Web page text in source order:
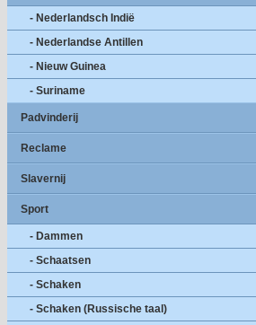
- Nederlandsch Indië
- Nederlandse Antillen
- Nieuw Guinea
- Suriname
Padvinderij
Reclame
Slavernij
Sport
- Dammen
- Schaatsen
- Schaken
- Schaken (Russische taal)